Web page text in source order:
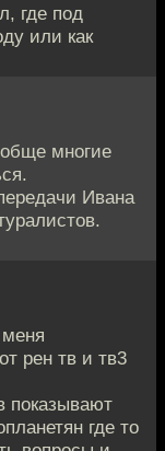
где под
или как
многие
Ивана
рен тв и тв3
показывают
где то